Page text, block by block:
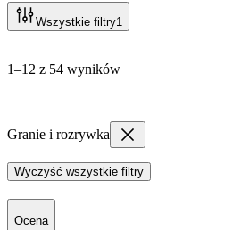
Wszystkie filtry1
1–12 z 54 wyników
Granie i rozrywka
Wyczyść wszystkie filtry
Ocena